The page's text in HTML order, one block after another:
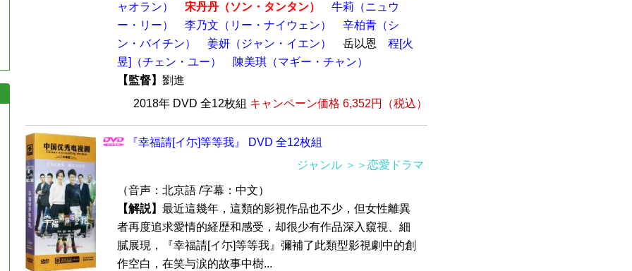
ャオラン）
宋丹丹（ソン・タンタン）
牛莉（ニュウ
ー・リー）
李乃文（リー・ナイウェン）
辛柏青（シ
ン・バイチン）
姜妍（ジャン・イエン） 岳以恩 程[火
昱]（チェン・ユー）
陳美琪（マギー・チャン）
【監督】 劉進
2018年 DVD 全12枚組 キャンペーン価格 6,352円（税込）
『幸福請[イ尓]等等我』 DVD 全12枚組
ジャンル ＞＞恋愛ドラマ
（音声：北京語 /字幕：中文）
【解説】 最近這幾年，這類的影視作品也不少，但女性離異
者再度追求愛情的経歴和感受，却很少有作品深入窺視、細
膩展現，『幸福請[イ尓]等等我』彌補了此類型影視劇中的創
作空白，在笑与涙的故事中樹...